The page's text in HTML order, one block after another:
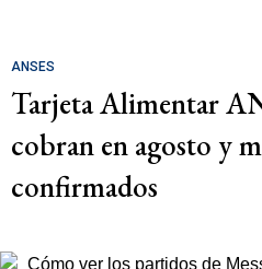
ANSES
Tarjeta Alimentar
cobran en agosto y
confirmados